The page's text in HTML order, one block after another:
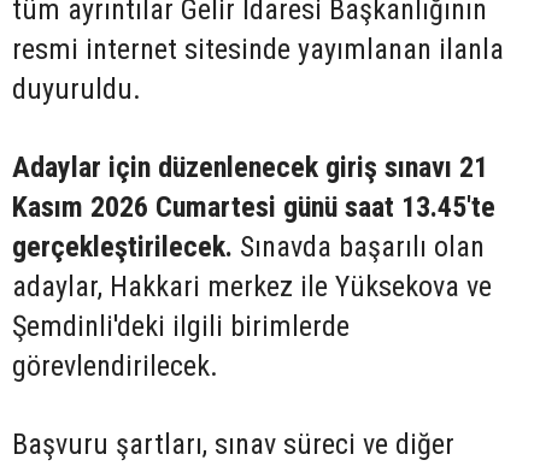
tüm ayrıntılar Gelir İdaresi Başkanlığının
resmi internet sitesinde yayımlanan ilanla
duyuruldu.
Adaylar için düzenlenecek giriş sınavı 21
Kasım 2026 Cumartesi günü saat 13.45'te
gerçekleştirilecek. Sınavda başarılı olan
adaylar, Hakkari merkez ile Yüksekova ve
Şemdinli'deki ilgili birimlerde
görevlendirilecek.
Başvuru şartları, sınav süreci ve diğer